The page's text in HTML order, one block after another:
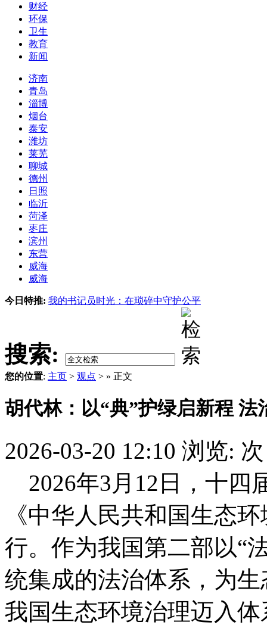
财经
环保
卫生
教育
新闻
济南
青岛
淄博
烟台
泰安
潍坊
莱芜
聊城
德州
日照
临沂
菏泽
枣庄
滨州
东营
威海
威海
今日特推: 我的书记员时光：在琐碎中守护公平
搜索:
您的位置: 主页 > 观点 > » 正文
胡代林：以“典”护绿启新程 法
2026-03-20 12:10 浏览: 次
2026年3月12日，十四
《中华人民共和国生态
行。作为我国第二部以“
统集成的法治体系，为
我国生态环境治理迈入